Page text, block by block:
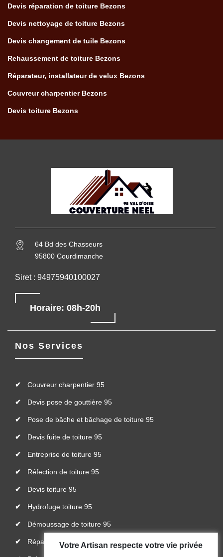
Devis réparation de toiture Bezons
Devis nettoyage de toiture Bezons
Devis changement de tuile Bezons
Rehaussement de toiture Bezons
Réparateur, installateur de velux Bezons
Couvreur charpentier Bezons
Devis toiture Bezons
64 Bd des Chasseurs
95800 Courdimanche
Siret : 94975940100027
Horaire: 08h-20h
Nos Services
Couvreur charpentier 95
Devis pose de gouttière 95
Pose de bâche et bâchage de toiture 95
Devis fuite de toiture 95
Entreprise de toiture 95
Réfection de toiture 95
Devis toiture 95
Hydrofuge toiture 95
Démoussage de toiture 95
Réparateur, installateur de velux 95
Votre Artisan respecte votre vie privée